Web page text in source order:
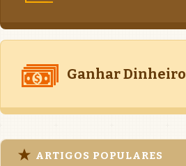
Ganhar Dinheiro
ARTIGOS POPULARES